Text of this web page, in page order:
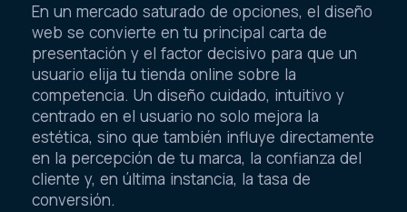
En un mercado saturado de opciones, el diseño
web se convierte en tu principal carta de
presentación y el factor decisivo para que un
usuario elija tu tienda online sobre la
competencia. Un diseño cuidado, intuitivo y
centrado en el usuario no solo mejora la
estética, sino que también influye directamente
en la percepción de tu marca, la confianza del
cliente y, en última instancia, la tasa de
conversión.